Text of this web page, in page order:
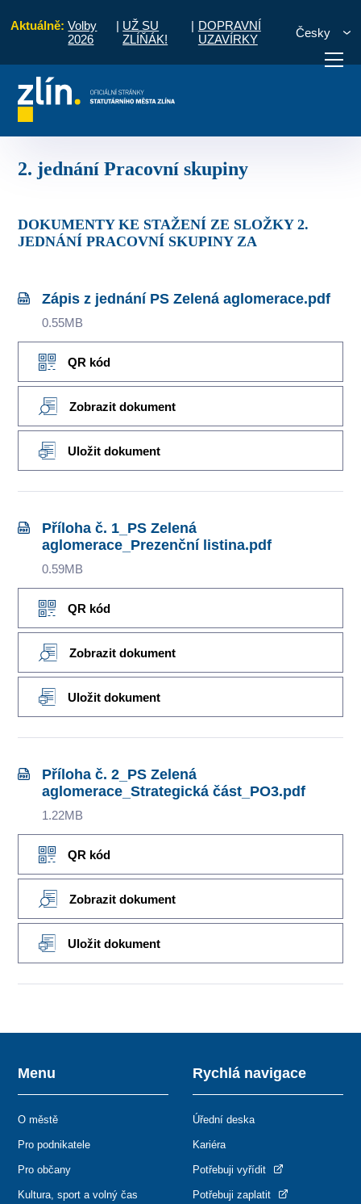
Aktuálně: Volby
2026
| UŽ SU
ZLÍŇÁK!
| DOPRAVNÍ
UZAVÍRKY
Česky
vyřídit Potřebuji zaplatit
2. jednání Pracovní skupiny
DOKUMENTY KE STAŽENÍ ZE SLOŽKY 2.
JEDNÁNÍ PRACOVNÍ SKUPINY ZA
Zápis z jednání PS Zelená aglomerace.pdf
0.55MB
QR kód
Zobrazit dokument
Uložit dokument
Příloha č. 1_PS Zelená
aglomerace_Prezenční listina.pdf
0.59MB
QR kód
Zobrazit dokument
Uložit dokument
Příloha č. 2_PS Zelená
aglomerace_Strategická část_PO3.pdf
1.22MB
QR kód
Zobrazit dokument
Uložit dokument
Menu
O městě
Pro podnikatele
Pro občany
Kultura, sport a volný čas
Rychlá navigace
Úřední deska
Kariéra
Potřebuji vyřídit
Potřebuji zaplatit